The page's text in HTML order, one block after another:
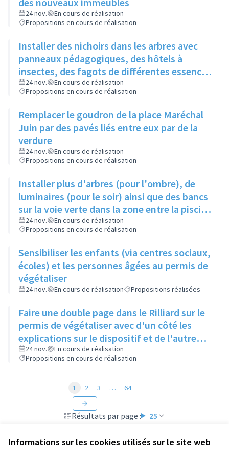
Informations sur les cookies utilisés sur le site web
24 nov.
En cours de réalisation
Propositions en cours de réalisation
Installer des nichoirs dans les arbres avec
panneaux pédagogiques, des hôtels à
insectes, des fagots de différentes essences
pour stimuler la biodiversité sur la place du
Château à la Roue
24 nov.
En cours de réalisation
Propositions en cours de réalisation
Remplacer le goudron de la place Maréchal
Juin par des pavés liés entre eux par de la
verdure
24 nov.
En cours de réalisation
Propositions en cours de réalisation
Installer plus d'arbres (pour l'ombre), de
luminaires (pour le soir) ainsi que des bancs
sur la voie verte dans la zone entre la piscine
et la rue de l'Industrie
24 nov.
En cours de réalisation
Propositions en cours de réalisation
Sensibiliser les enfants (via centres sociaux,
écoles) et les personnes âgées au permis de
végétaliser
24 nov. En cours de réalisation Propositions réalisées
Faire une double page dans le Rilliard sur le
permis de végétaliser avec d'un côté les
explications sur le dispositif et de l'autre
côté des exemples concrets de lieux à
investir
24 nov.
En cours de réalisation
Propositions en cours de réalisation
Résultats par page : 25
1 2 3 … 64